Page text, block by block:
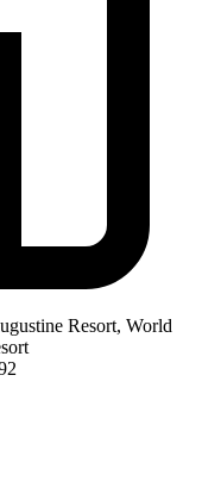
Resort, World